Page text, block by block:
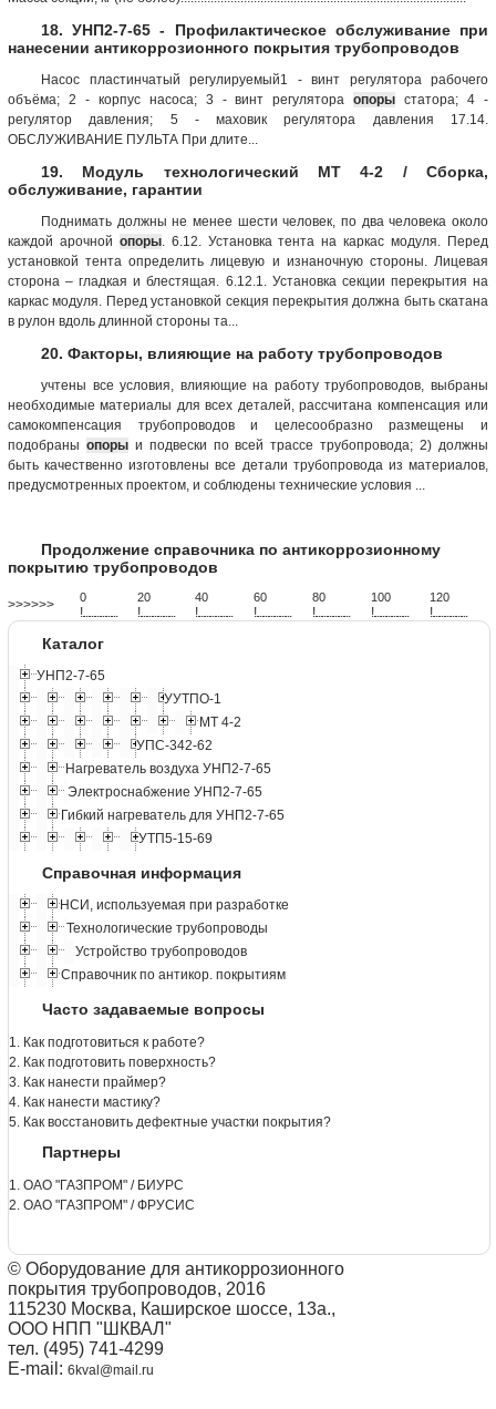
18. УНП2-7-65 - Профилактическое обслуживание при
нанесении антикоррозионного покрытия трубопроводов
Насос пластинчатый регулируемый1 - винт регулятора рабочего
объёма; 2 - корпус насоса; 3 - винт регулятораопоры статора; 4 -
регулятор давления; 5 - маховик регулятора давления 17.14.
ОБСЛУЖИВАНИЕ ПУЛЬТА При длите...
19. Модуль технологический МТ 4-2 / Сборка,
обслуживание, гарантии
Поднимать должны не менее шести человек, по два человека около
каждой арочной опоры. 6.12. Установка тента на каркас модуля. Перед
установкой тента определить лицевую и изнаночную стороны. Лицевая
сторона – гладкая и блестящая. 6.12.1. Установка секции перекрытия на
каркас модуля. Перед установкой секция перекрытия должна быть скатана
в рулон вдоль длинной стороны та...
20. Факторы, влияющие на работу трубопроводов
учтены все условия, влияющие на работу трубопроводов, выбраны
необходимые материалы для всех деталей, рассчитана компенсация или
самокомпенсация трубопроводов и целесообразно размещены и
подобраны опорыи подвески по всей трассе трубопровода; 2) должны
быть качественно изготовлены все детали трубопровода из материалов,
предусмотренных проектом, и соблюдены технические условия ...
Продолжение справочника по антикоррозионному
покрытию трубопроводов
>>>>>> 0
!...................
20
!...................
40
!...................
60
!...................
80
!...................
100
!...................
120
!...................
Каталог
УНП2-7-65
УУТПО-1
МТ 4-2
УПС-342-62
Нагреватель воздуха УНП2-7-65
Электроснабжение УНП2-7-65
Гибкий нагреватель для УНП2-7-65
УТП5-15-69
Справочная информация
НСИ, используемая при разработке
Технологические трубопроводы
Устройство трубопроводов
Справочник по антикор. покрытиям
Часто задаваемые вопросы
1. Как подготовиться к работе?
2. Как подготовить поверхность?
3. Как нанести праймер?
4. Как нанести мастику?
5. Как восстановить дефектные участки покрытия?
Партнеры
1. ОАО "ГАЗПРОМ" / БИУРС
2. ОАО "ГАЗПРОМ" / ФРУСИС
© Оборудование для антикоррозионного
покрытия трубопроводов, 2016
115230 Москва, Каширское шоссе, 13а.,
ООО НПП "ШКВАЛ"
тел. (495) 741-4299
E-mail: 6kval@mail.ru